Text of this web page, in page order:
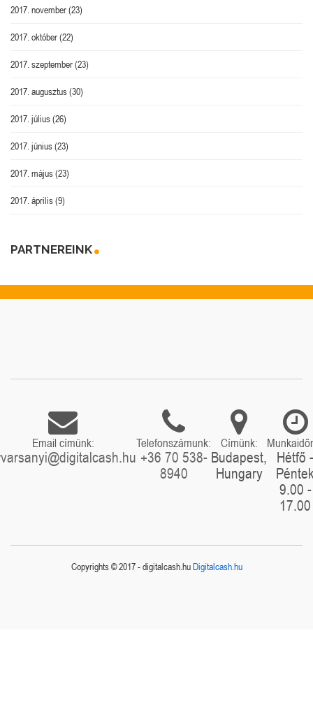
2017. november(23)
2017. október(22)
2017. szeptember(23)
2017. augusztus(30)
2017. július(26)
2017. június(23)
2017. május(23)
2017. április(9)
PARTNEREINK
Email címünk: Telefonszámunk:
+36 70 538-
8940
Címünk:
Budapest,
Hungary
Hétfő -
9.00 -
17.00
Copyrights © 2017 - digitalcash.huDigitalcash.hu